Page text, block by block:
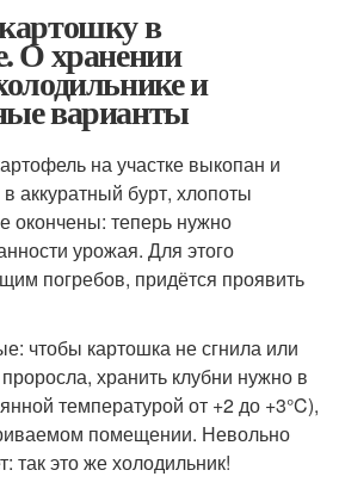
в
О хранении
и
варианты
на участке выкопан и
аккуратный бурт, хлопоты
окончены: теперь нужно
урожая. Для этого
погребов, придётся проявить
чтобы картошка не сгнила или
хранить клубни нужно в
температурой от +2 до +3°C),
помещении. Невольно
так это же холодильник!